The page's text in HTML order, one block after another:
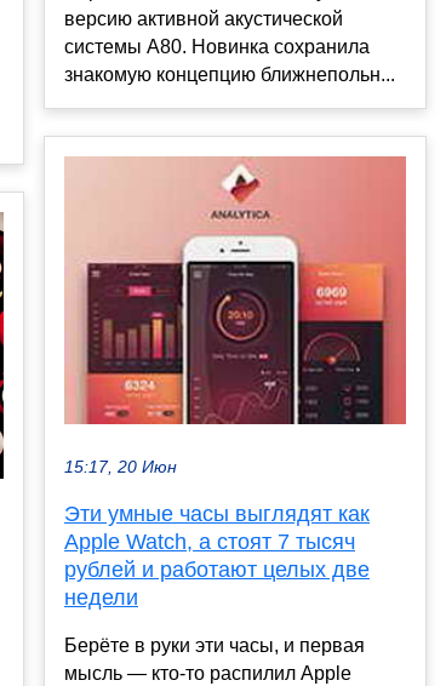
версию активной акустической
системы A80. Новинка сохранила
знакомую концепцию ближнепольн...
15:17, 20 Июн
Эти умные часы выглядят как
Apple Watch, а стоят 7 тысяч
рублей и работают целых две
недели
Берёте в руки эти часы, и первая
мысль — кто-то распилил Apple